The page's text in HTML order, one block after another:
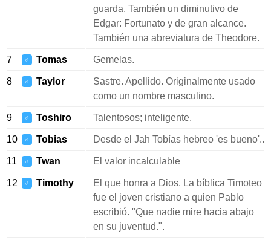
guarda. También un diminutivo de
Edgar: Fortunato y de gran alcance.
También una abreviatura de Theodore.
7 ♂ Tomas Gemelas.
8 ♂ Taylor
Sastre. Apellido. Originalmente usado
como un nombre masculino.
9 ♂ Toshiro Talentosos; inteligente.
10 ♂ Tobias Desde el Jah Tobías hebreo 'es bueno'..
11 ♂ Twan El valor incalculable
12 ♂ Timothy
El que honra a Dios. La bíblica Timoteo
fue el joven cristiano a quien Pablo
escribió. "Que nadie mire hacia abajo
en su juventud.".